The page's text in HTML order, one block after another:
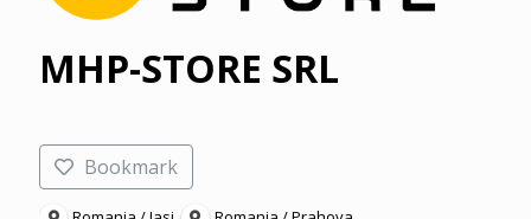
MHP-STORE SRL
Bookmark